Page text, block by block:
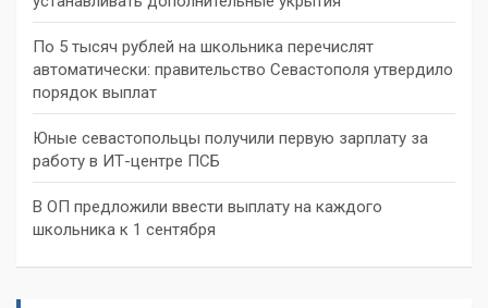
По 5 тысяч рублей на школьника перечислят
автоматически: правительство Севастополя утвердило
порядок выплат
Юные севастопольцы получили первую зарплату за
работу в ИТ-центре ПСБ
В ОП предложили ввести выплату на каждого
школьника к 1 сентября